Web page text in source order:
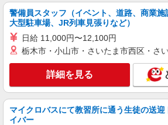
警備員スタッフ（イベント、道路、商業施
大型駐車場、JR列車見張りなど）
日給 11,000円〜12,100円
栃木市・小山市・さいたま市西区・さ
詳細を見る
マイクロバスにて教習所に通う生徒の送迎
イバー